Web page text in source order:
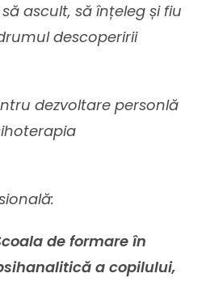
ascult, să înțeleg și fiu
descoperirii
dezvoltare personlă
de formare în
a copilului,